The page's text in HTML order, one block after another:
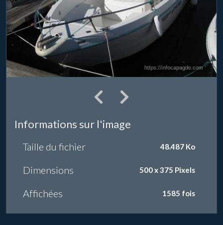
Informations sur l'image
Taille du fichier 48.487 Ko
Dimensions 500 x 375 Pixels
Affichées 1585 fois